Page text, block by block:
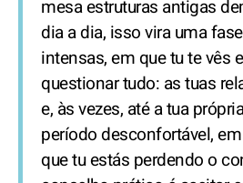
mesa estruturas antigas
dia a dia, isso vira uma
intensas, em que tu te vês
questionar tudo: as tuas
e, às vezes, até a tua
período desconfortável,
que tu estás perdendo o